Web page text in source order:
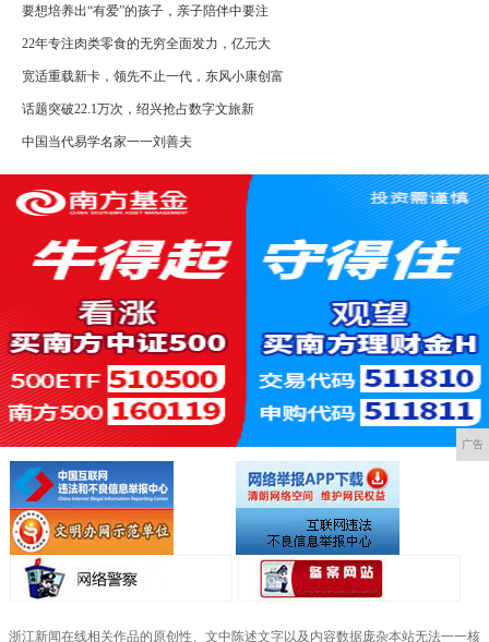
要想培养出“有爱”的孩子，亲子陪伴中要注
22年专注肉类零食的无穷全面发力，亿元大
宽适重载新卡，领先不止一代，东风小康创富
话题突破22.1万次，绍兴抢占数字文旅新
中国当代易学名家一一刘善夫
广告
浙江新闻在线相关作品的原创性、文中陈述文字以及内容数据庞杂本站无法一一核